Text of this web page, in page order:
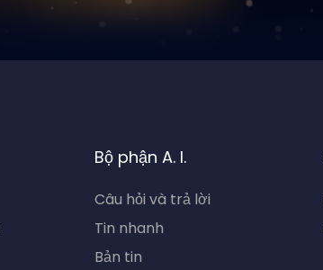
Bộ phận A. I.
Câu hỏi và trả lời
Tin nhanh
Bản tin